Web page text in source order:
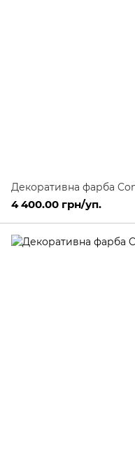
Декоративна фарба
4 400.00 грн/уп.